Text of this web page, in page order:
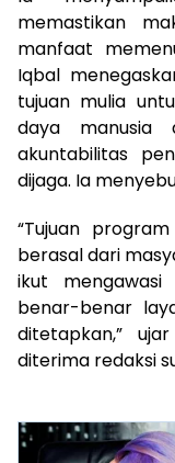
memastikan
manfaat
Iqbal
tujuan mulia
daya manusia
akuntabilitas
dijaga. Ia
“Tujuan
berasal dari
ikut
benar-benar
ditetapkan,”
diterima redaksi